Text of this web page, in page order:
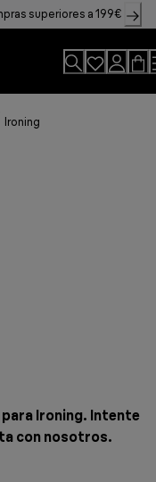
superiores a 199€
Ironing
Ironing. Intente
con nosotros.